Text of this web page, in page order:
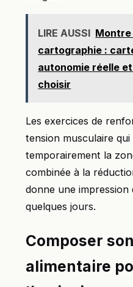
LIRE AUSSI Montre
cartographie :
autonomie réelle
choisir
Les exercices de
tension musculaire
temporairement la
combinée à la
donne une impression
quelques jours.
Composer
alimentaire